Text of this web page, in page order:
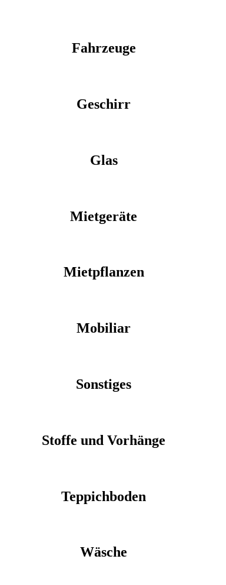
Fahrzeuge
Geschirr
Glas
Mietgeräte
Mietpflanzen
Mobiliar
Sonstiges
Stoffe und Vorhänge
Teppichboden
Wäsche